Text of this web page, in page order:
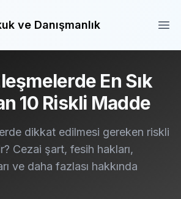
ve Danışmanlık
En Sık
10 Riskli Madde
dikkat edilmesi gereken riskli
Cezai şart, fesih hakları,
ve daha fazlası hakkında